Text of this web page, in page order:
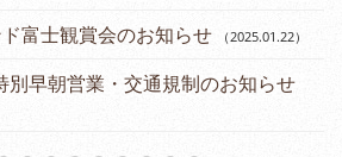
富士観賞会のお知らせ （2025.01.22）
別早朝営業・交通規制のお知らせ